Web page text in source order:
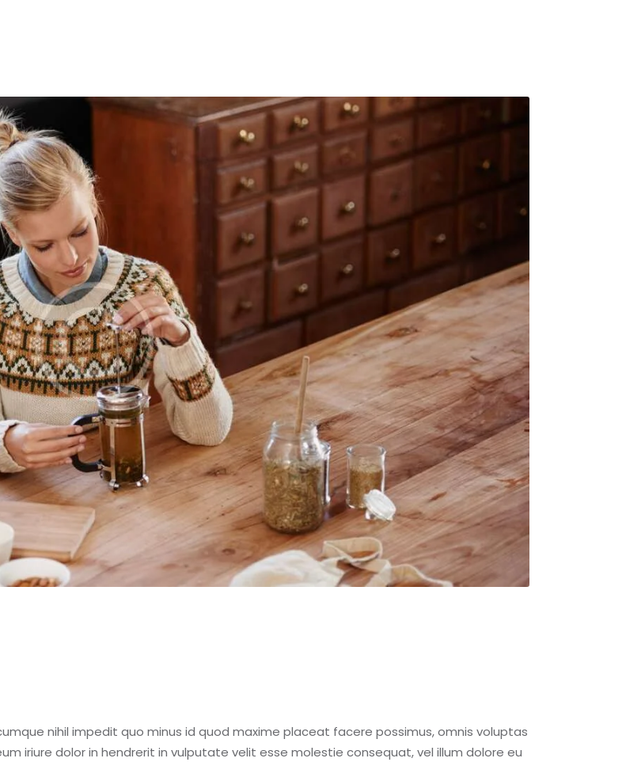
nihil impedit quo minus id quod maxime placeat facere possimus, omnis voluptas
iriure dolor in hendrerit in vulputate velit esse molestie consequat, vel illum dolore eu